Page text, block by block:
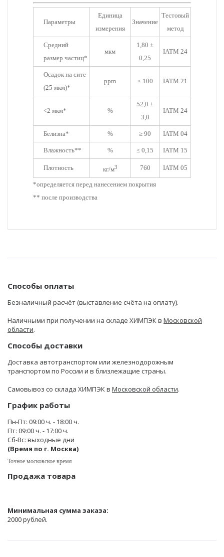
Параметры
Единица
измерения
Значение
Тестовый
метод
Средний
размер частиц*
мкм
1,80 ±
0,25
IATM 24
Осадок на сите
(25 мкм)*
ppm ≤ 100 IATM 21
<2 мкм* %
52,0 ±
3,0
IATM 24
Белизна* % ≥ 90 IATM 04
Влажность** % ≤ 0,15 IATM 15
Плотность кг/м3 760 IATM 05
*определяется перед нанесением покрытия
** после производства
Способы оплаты
Безналичный расчёт (выставление счёта на оплату).
Наличными при получении на складе ХИМПЭК в Московской
области.
Способы доставки
Доставка автотранспортом или железнодорожным
транспортом по России и в близлежащие страны.
Самовывоз со склада ХИМПЭК в Московской области.
График работы
Пн-Пт: 09:00 ч. - 18:00 ч.
Пт: 09:00 ч. - 17:00 ч.
Сб-Вс: выходные дни
(Время по г. Москва)
Точное московское время
Продажа товара
Минимальная сумма заказа:
2000 рублей.